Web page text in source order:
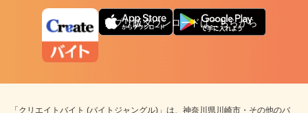
アプリ版ダウンロードはこちらから
「クリエイトバイト (バイトジャングル)」は、神奈川県川崎市・その他のバ